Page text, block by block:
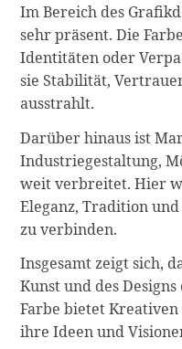
Im Bereich des
sehr präsent. Die
Identitäten oder
sie Stabilität,
ausstrahlt.
Darüber hinaus ist
Industriegestaltung,
weit verbreitet. Hier
Eleganz, Tradition
zu verbinden.
Insgesamt zeigt sich,
Kunst und des
Farbe bietet
ihre Ideen und